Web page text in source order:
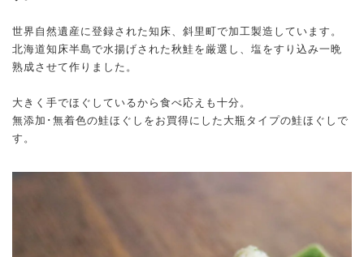
世界自然遺産に登録された知床、斜里町で加工製造しています。
北海道知床半島で水揚げされた秋鮭を厳選し、塩をすり込み一晩
熟成させて作りました。
大きく手でほぐしているから食べ応えも十分。
無添加･無着色の鮭ほぐしをお買得にした大瓶タイプの鮭ほぐしで
す。